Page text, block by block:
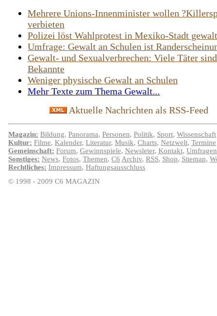
Mehrere Unions-Innenminister wollen
verbieten
Polizei löst Wahlprotest in Mexiko-Stadt
Umfrage: Gewalt an Schulen ist
Gewalt- und Sexualverbrechen: Viele Täter sind
Bekannte
Weniger physische Gewalt an Schulen
Mehr Texte zum Thema Gewalt...
Aktuelle Nachrichten als RSS-Feed
Magazin: Bildung, Panorama, Personen, Politik, Sport, Wissenschaft
Kultur: Filme, Kalender, Literatur, Musik, Charts, Netzwelt, Termine
Gemeinschaft: Forum, Gewinnspiele, Newsleter, Kontakt, Umfragen
Sonstiges: News, Fotos, Themen, C6 Archiv, RSS, Shop, Sitemap,
Rechtliches: Impressum, Haftungsausschluss
© 1998 - 2009 C6 MAGAZIN